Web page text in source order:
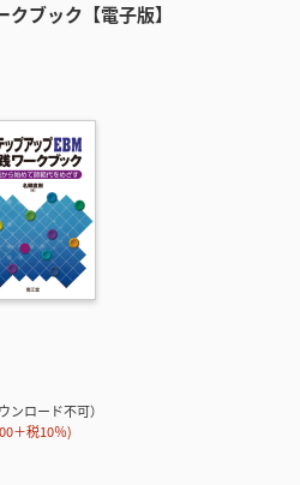
ブック【電子版】
ンロード不可）
＋税10％)